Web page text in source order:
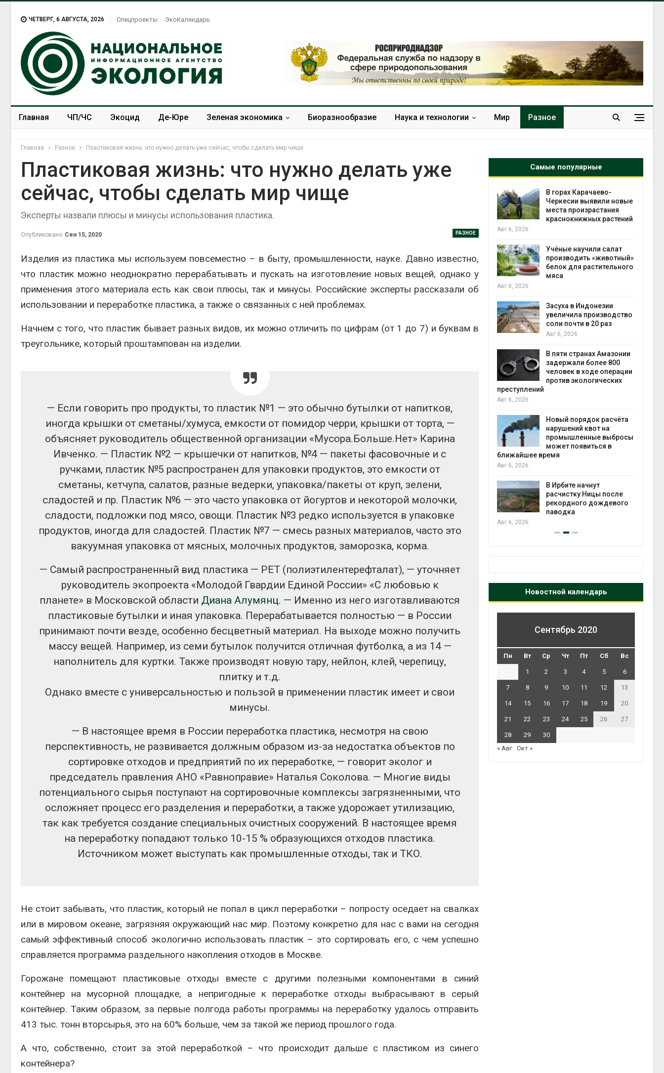
ЧЕТВЕРГ, 6 АВГУСТА, 2026 Спецпроекты ЭкоКалендарь
Главная ЧП/ЧС Экоцид Де-Юре Зеленая экономика Биоразнообразие Наука и технологии Мир Разное
Главная Разное Пластиковая жизнь: что нужно делать уже сейчас, чтобы сделать мир чище
Пластиковая жизнь: что нужно делать уже
сейчас, чтобы сделать мир чище
Эксперты назвали плюсы и минусы использования пластика.
РАЗНОЕ
Опубликовано Сен 15, 2020
Изделия из пластика мы используем повсеместно – в быту, промышленности, науке. Давно известно,
что пластик можно неоднократно перерабатывать и пускать на изготовление новых вещей, однако у
применения этого материала есть как свои плюсы, так и минусы. Российские эксперты рассказали об
использовании и переработке пластика, а также о связанных с ней проблемах.
Начнем с того, что пластик бывает разных видов, их можно отличить по цифрам (от 1 до 7) и буквам в
треугольнике, который проштампован на изделии.
— Если говорить про продукты, то пластик №1 — это обычно бутылки от напитков,
иногда крышки от сметаны/хумуса, емкости от помидор черри, крышки от торта, —
объясняет руководитель общественной организации «Мусора.Больше.Нет» Карина
Ивченко. — Пластик №2 — крышечки от напитков, №4 — пакеты фасовочные и с
ручками, пластик №5 распространен для упаковки продуктов, это емкости от
сметаны, кетчупа, салатов, разные ведерки, упаковка/пакеты от круп, зелени,
сладостей и пр. Пластик №6 — это часто упаковка от йогуртов и некоторой молочки,
сладости, подложки под мясо, овощи. Пластик №3 редко используется в упаковке
продуктов, иногда для сладостей. Пластик №7 — смесь разных материалов, часто это
вакуумная упаковка от мясных, молочных продуктов, заморозка, корма.
— Самый распространенный вид пластика — PET (полиэтилентерефталат), — уточняет
руководитель экопроекта «Молодой Гвардии Единой России» «С любовью к
планете» в Московской области Диана Алумянц. — Именно из него изготавливаются
пластиковые бутылки и иная упаковка. Перерабатывается полностью — в России
принимают почти везде, особенно бесцветный материал. На выходе можно получить
массу вещей. Например, из семи бутылок получится отличная футболка, а из 14 —
наполнитель для куртки. Также производят новую тару, нейлон, клей, черепицу,
плитку и т.д.
Однако вместе с универсальностью и пользой в применении пластик имеет и свои
минусы.
— В настоящее время в России переработка пластика, несмотря на свою
перспективность, не развивается должным образом из-за недостатка объектов по
сортировке отходов и предприятий по их переработке, — говорит эколог и
председатель правления АНО «Равноправие» Наталья Соколова. — Многие виды
потенциального сырья поступают на сортировочные комплексы загрязненными, что
осложняет процесс его разделения и переработки, а также удорожает утилизацию,
так как требуется создание специальных очистных сооружений. В настоящее время
на переработку попадают только 10-15 % образующихся отходов пластика.
Источником может выступать как промышленные отходы, так и ТКО.
Не стоит забывать, что пластик, который не попал в цикл переработки – попросту оседает на свалках
или в мировом океане, загрязняя окружающий нас мир. Поэтому конкретно для нас с вами на сегодня
самый эффективный способ экологично использовать пластик – это сортировать его, с чем успешно
справляется программа раздельного накопления отходов в Москве.
Горожане помещают пластиковые отходы вместе с другими полезными компонентами в синий
контейнер на мусорной площадке, а непригодные к переработке отходы выбрасывают в серый
контейнер. Таким образом, за первые полгода работы программы на переработку удалось отправить
413 тыс. тонн вторсырья, это на 60% больше, чем за такой же период прошлого года.
А что, собственно, стоит за этой переработкой – что происходит дальше с пластиком из синего
контейнера?
Самые популярные
В Домодедове
ликвидируют
химикатов после пожара
Авг 6, 2026
Изменение климата
по всему миру
Авг 6, 2026
В Австралии снизят
солнечных панелей для
бизнеса
Авг 6, 2026
В Кении противников
строительства АЭС
проверяют по статье о
терроризме
Суд запретил
использовать
крокодилов для охраны
Авг 5, 2026
Панамский канал вновь
ограничивает загрузку
Шэньси из-за паводков
тыс. человек
Авг 6, 2026
МЕГА и ВкусВилл
экообменники для сбора
вторсырья
для контроля мусорных
площадок запустят в
сентябре
Авг 6, 2026
Европа теряет всё
больше лесной
вредителей и рубок
Авг 6, 2026
В горах Карачаево-
Черкесии выявили новые
места произрастания
краснокнижных растений
Учёные научили салат
производить «животный»
белок для растительного
мяса
Авг 6, 2026
Засуха в Индонезии
увеличила производство
соли почти в 20 раз
задержали более 800
человек в ходе операции
против экологических
Новый порядок расчёта
нарушений квот на
промышленные выбросы
может появиться в
ближайшее время
В Ирбите начнут
расчистку Ницы после
рекордного дождевого
паводка
Авг 6, 2026
В Домодедове
ликвидируют
последствия
химикатов после
Изменение
меняет ареалы
В Австралии
стоимость
солнечных
Москвариум
летие
фестивалем
строительства АЭС
проверяют по
терроризме
Авг 5, 2026
крокодилов для
израильской
Авг 5, 2026
Новостной календарь
Сентябрь 2020
Пн Вт Ср Чт Пт Сб Вс
1 2 3 4 5 6
7 8 9 10 11 12 13
14 15 16 17 18 19 20
21 22 23 24 25 26 27
28 29
30
« Авг Окт »